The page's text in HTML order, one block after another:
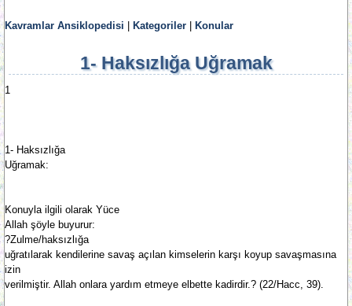
Kavramlar Ansiklopedisi Kategoriler Konular
1- Haksızlığa Uğramak
1
1- Haksızlığa
Uğramak:
Konuyla ilgili olarak Yüce
Allah şöyle buyurur:
?Zulme/haksızlığa
uğratılarak kendilerine savaş açılan kimselerin karşı koyup savaşmasına
izin
verilmiştir. Allah onlara yardım etmeye elbette kadirdir.? (22/Hacc, 39).